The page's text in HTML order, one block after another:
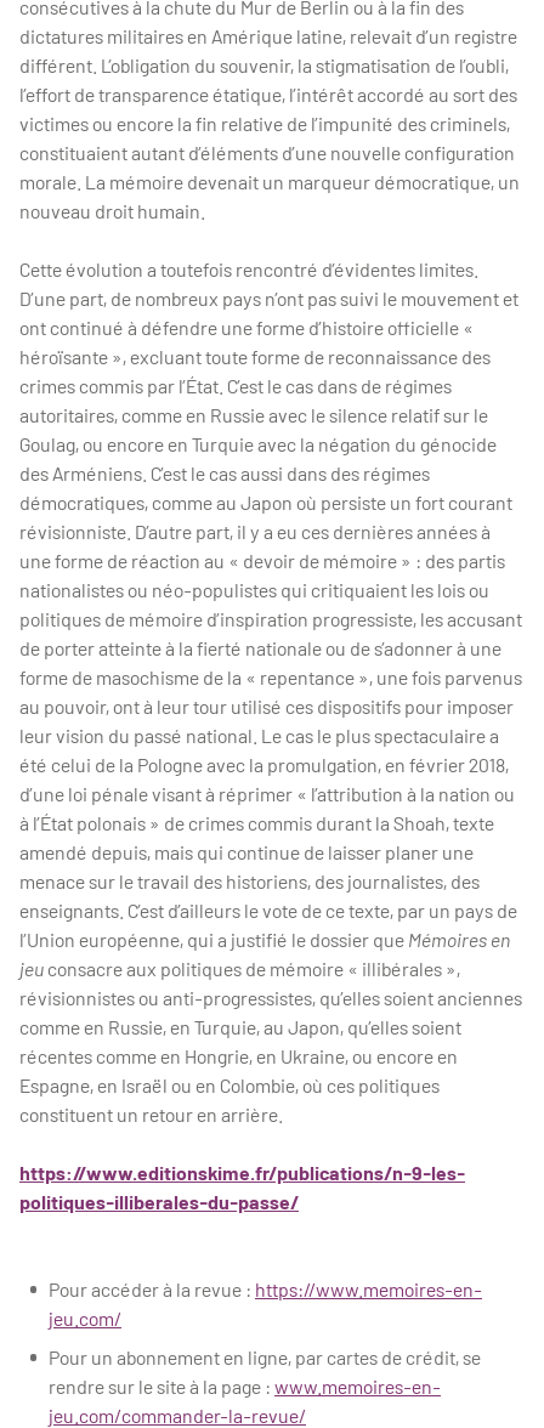
consécutives à la chute du Mur de Berlin ou à la fin des
dictatures militaires en Amérique latine, relevait d’un registre
différent. L’obligation du souvenir, la stigmatisation de l’oubli,
l’effort de transparence étatique, l’intérêt accordé au sort des
victimes ou encore la fin relative de l’impunité des criminels,
constituaient autant d’éléments d’une nouvelle configuration
morale. La mémoire devenait un marqueur démocratique, un
nouveau droit humain.
Cette évolution a toutefois rencontré d’évidentes limites.
D’une part, de nombreux pays n’ont pas suivi le mouvement et
ont continué à défendre une forme d’histoire officielle «
héroïsante », excluant toute forme de reconnaissance des
crimes commis par l’État. C’est le cas dans de régimes
autoritaires, comme en Russie avec le silence relatif sur le
Goulag, ou encore en Turquie avec la négation du génocide
des Arméniens. C’est le cas aussi dans des régimes
démocratiques, comme au Japon où persiste un fort courant
révisionniste. D’autre part, il y a eu ces dernières années à
une forme de réaction au « devoir de mémoire » : des partis
nationalistes ou néo-populistes qui critiquaient les lois ou
politiques de mémoire d’inspiration progressiste, les accusant
de porter atteinte à la fierté nationale ou de s’adonner à une
forme de masochisme de la « repentance », une fois parvenus
au pouvoir, ont à leur tour utilisé ces dispositifs pour imposer
leur vision du passé national. Le cas le plus spectaculaire a
été celui de la Pologne avec la promulgation, en février 2018,
d’une loi pénale visant à réprimer « l’attribution à la nation ou
à l’État polonais » de crimes commis durant la Shoah, texte
amendé depuis, mais qui continue de laisser planer une
menace sur le travail des historiens, des journalistes, des
enseignants. C’est d’ailleurs le vote de ce texte, par un pays de
l’Union européenne, qui a justifié le dossier que Mémoires en
jeu consacre aux politiques de mémoire « illibérales »,
révisionnistes ou anti-progressistes, qu’elles soient anciennes
comme en Russie, en Turquie, au Japon, qu’elles soient
récentes comme en Hongrie, en Ukraine, ou encore en
Espagne, en Israël ou en Colombie, où ces politiques
constituent un retour en arrière.
https://www.editionskime.fr/publications/n-9-les-
politiques-illiberales-du-passe/
Pour accéder à la revue : https://www.memoires-en-
jeu.com/
Pour un abonnement en ligne, par cartes de crédit, se
rendre sur le site à la page : www.memoires-en-
jeu.com/commander-la-revue/